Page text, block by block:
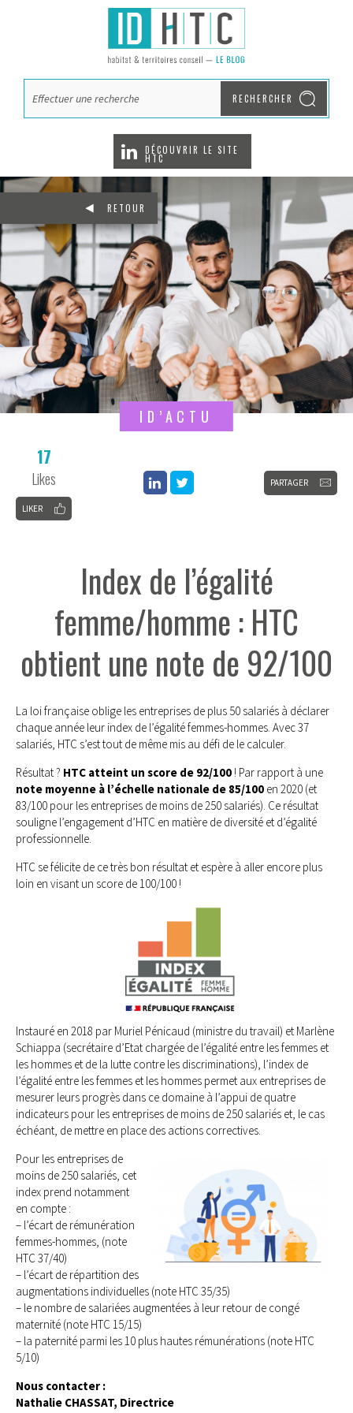
RECHERCHER
DÉCOUVRIR LE SITE
HTC
RETOUR
17
Likes
LIKER
PARTAGER
ID’ACTU
Index de l’égalité
femme/homme : HTC
obtient une note de 92/100
La loi française oblige les entreprises de plus 50 salariés à déclarer
chaque année leur index de l’égalité femmes-hommes. Avec 37
salariés, HTC s’est tout de même mis au défi de le calculer.
Résultat ? HTC atteint un score de 92/100 ! Par rapport à une
note moyenne à l’échelle nationale de 85/100 en 2020 (et
83/100 pour les entreprises de moins de 250 salariés). Ce résultat
souligne l’engagement d’HTC en matière de diversité et d’égalité
professionnelle.
HTC se félicite de ce très bon résultat et espère à aller encore plus
loin en visant un score de 100/100 !
Instauré en 2018 par Muriel Pénicaud (ministre du travail) et Marlène
Schiappa (secrétaire d’Etat chargée de l’égalité entre les femmes et
les hommes et de la lutte contre les discriminations), l’index de
l’égalité entre les femmes et les hommes permet aux entreprises de
mesurer leurs progrès dans ce domaine à l’appui de quatre
indicateurs pour les entreprises de moins de 250 salariés et, le cas
échéant, de mettre en place des actions correctives.
Pour les entreprises de
moins de 250 salariés, cet
index prend notamment
en compte :
– l’écart de rémunération
femmes-hommes, (note
HTC 37/40)
– l’écart de répartition des
augmentations individuelles (note HTC 35/35)
– le nombre de salariées augmentées à leur retour de congé
maternité (note HTC 15/15)
– la paternité parmi les 10 plus hautes rémunérations (note HTC
5/10)
Nous contacter :
Nathalie CHASSAT, Directrice